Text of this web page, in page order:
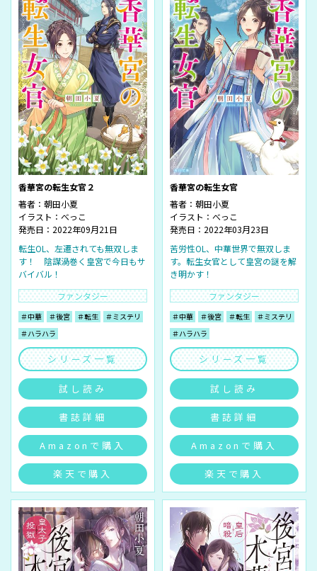
香華宮の転生女官２
著者： 朝田小夏
イラスト： べっこ
発売日：2022年09月21日
転生OL、左遷されても無双しま
す！ 陰謀渦巻く皇宮で今日もサ
バイバル！
ファンタジー
＃中華 ＃後宮 ＃転生
＃ミステリ
＃ハラハラ
シリーズ一覧
試し読み
書誌詳細
Amazonで購入
楽天で購入
香華宮の転生女官
著者： 朝田小夏
イラスト： べっこ
発売日：2022年03月23日
苦労性OL、中華世界で無双しま
す。転生女官として皇宮の謎を解
き明かす！
ファンタジー
＃中華 ＃後宮 ＃転生
＃ミステリ
＃ハラハラ
シリーズ一覧
試し読み
書誌詳細
Amazonで購入
楽天で購入